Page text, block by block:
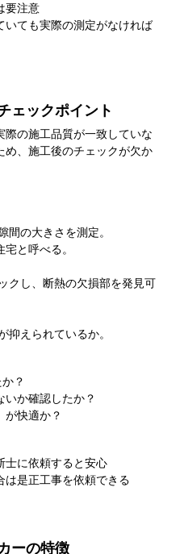
要注意
いても実際の測定がなければ
ェックポイント
際の施工品質が一致していな
め、施工後のチェックが欠か
間の大きさを測定。
と呼べる。
クし、断熱の欠損部を発見可
えられているか。
？
いか確認したか？
が快適か？
士に依頼すると安心
は是正工事を依頼できる
ーの特徴